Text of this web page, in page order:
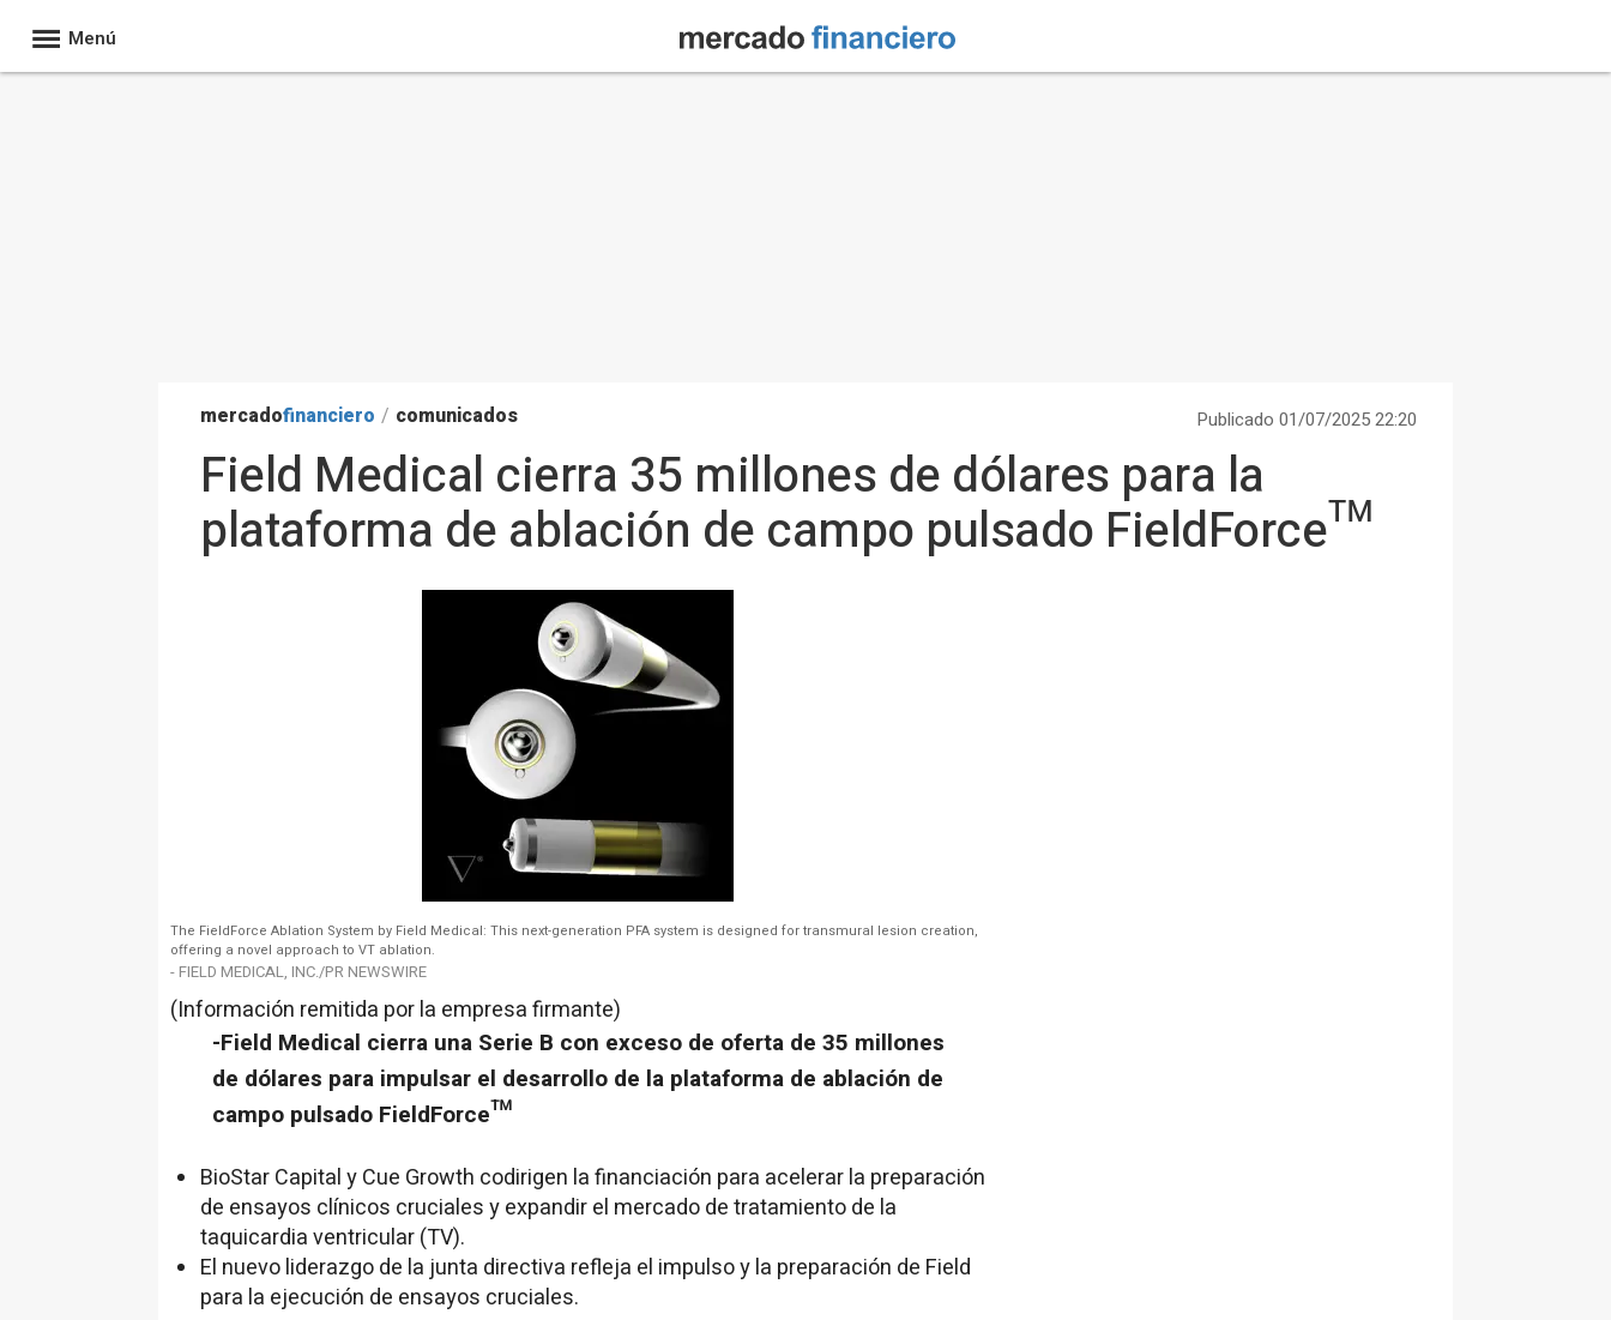
Menú
mercadofinanciero / comunicados Publicado 01/07/2025 22:20
Field Medical cierra 35 millones de dólares para la
plataforma de ablación de campo pulsado FieldForce™
The FieldForce Ablation System by Field Medical: This next-generation PFA system is designed for transmural lesion creation,
offering a novel approach to VT ablation.
- FIELD MEDICAL, INC./PR NEWSWIRE
(Información remitida por la empresa firmante)
-Field Medical cierra una Serie B con exceso de oferta de 35 millones
de dólares para impulsar el desarrollo de la plataforma de ablación de
campo pulsado FieldForce™
BioStar Capital y Cue Growth codirigen la financiación para acelerar la preparación
de ensayos clínicos cruciales y expandir el mercado de tratamiento de la
taquicardia ventricular (TV).
El nuevo liderazgo de la junta directiva refleja el impulso y la preparación de Field
para la ejecución de ensayos cruciales.